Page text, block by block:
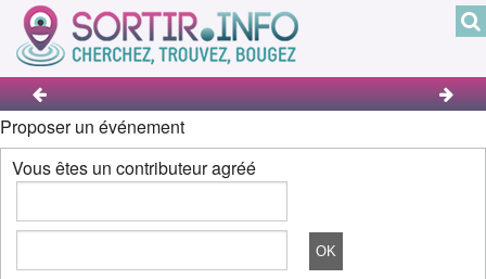
Proposer un événement
Vous êtes un contributeur agréé